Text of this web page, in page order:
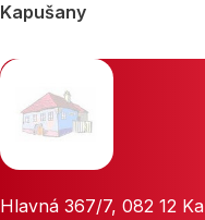
Kapušany
Hlavná 367/7, 082 12